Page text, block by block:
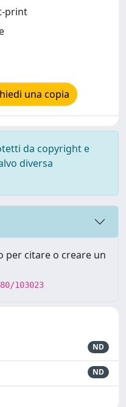
print
una copia
da copyright e
diversa
per citare o creare un
103023
ND
ND